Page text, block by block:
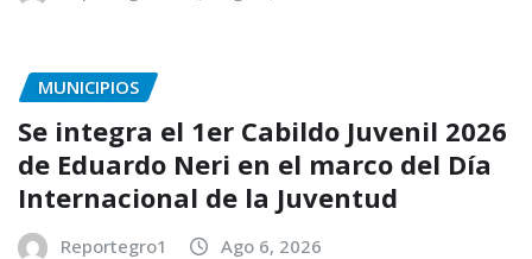
MUNICIPIOS
Se integra el 1er Cabildo Juvenil 2026
de Eduardo Neri en el marco del Día
Internacional de la Juventud
Reportegro1 Ago 6, 2026